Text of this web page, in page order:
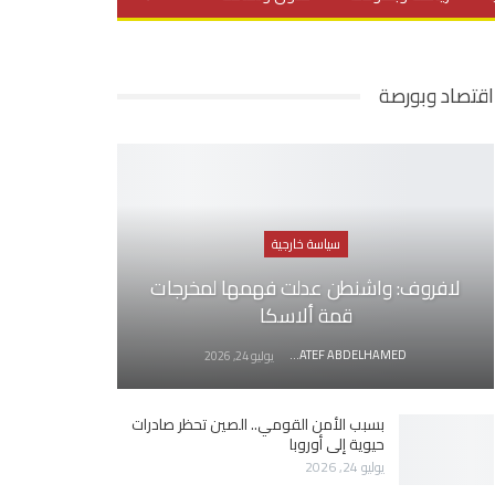
اقتصاد وبورصة
سياسة خارجية
لافروف: واشنطن عدلت فهمها لمخرجات
قمة ألاسكا
AWATEF ABDELHAMED يوليو 24, 2026
بسبب الأمن القومي.. الصين تحظر صادرات
حيوية إلى أوروبا
يوليو 24, 2026